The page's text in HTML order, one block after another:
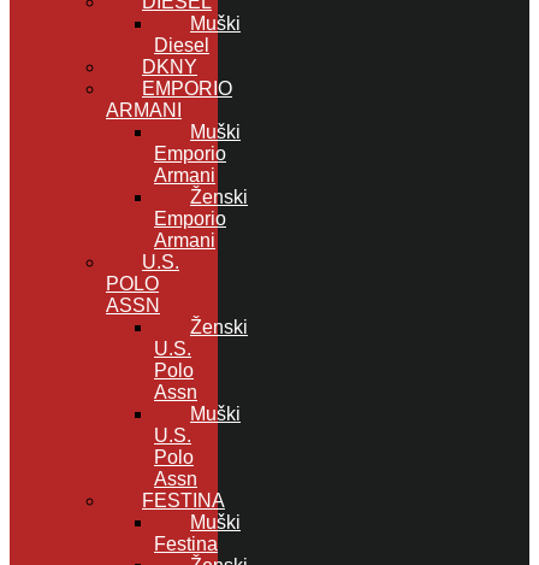
Muški
Diesel
DKNY
EMPORIO
ARMANI
Muški
Emporio
Armani
Ženski
Emporio
Armani
U.S.
POLO
ASSN
Ženski
U.S.
Polo
Assn
Muški
U.S.
Polo
Assn
FESTINA
Muški
Festina